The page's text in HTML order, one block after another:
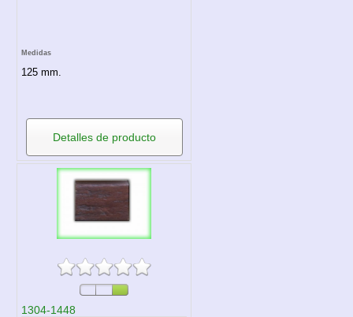
Medidas
125 mm.
Detalles de producto
1304-1448